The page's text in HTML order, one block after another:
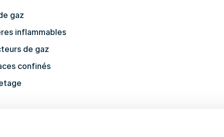
gaz
inflammables
de gaz
confinés